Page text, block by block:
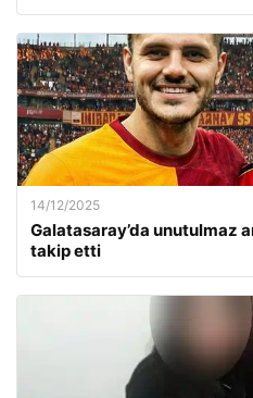
14/12/2025
Galatasaray’da unutulmaz
takip etti